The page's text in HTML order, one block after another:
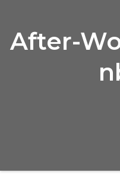
After-